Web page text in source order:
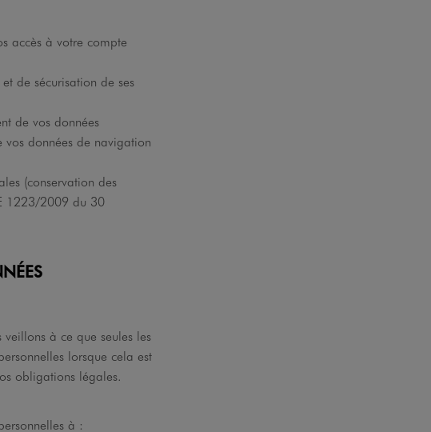
accès à votre compte
de sécurisation de ses
de vos données
données de navigation
(conservation des
1223/2009 du 30
à ce que seules les
lorsque cela est
obligations légales.
à :